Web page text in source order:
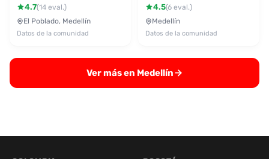
4.7(14 eval.)
El Poblado, Medellín
Datos de la comunidad
4.5(6 eval.)
Medellín
Datos de la comunidad
Ver más en Medellín